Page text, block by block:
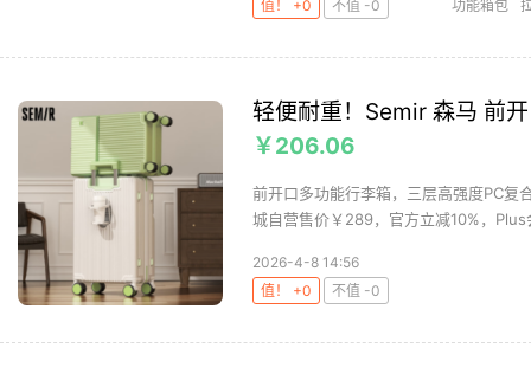
值！ +0
不值 -0 功能箱包
轻便耐重！Semir 森马 前
￥206.06
前开口多功能行李箱，三层高强度PC复
城自营售价￥289，官方立减10%，
2026-4-8 14:56
值！ +0
不值 -0